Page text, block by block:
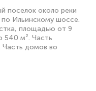
поселок около реки
Ильинскому шоссе.
площадью от 9
м². Часть
Часть домов во